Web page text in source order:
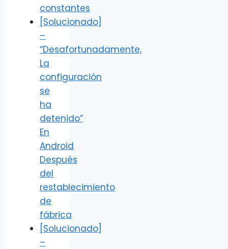
constantes
[Solucionado]
–
“Desafortunadamente,
La
configuración
se
ha
detenido”
En
Android
Después
del
restablecimiento
de
fábrica
[Solucionado]
–